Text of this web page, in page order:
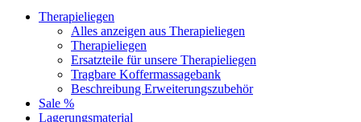
Therapieliegen
Alles anzeigen aus Therapieliegen
Therapieliegen
Ersatzteile für unsere Therapieliegen
Tragbare Koffermassagebank
Beschreibung Erweiterungszubehör
Sale %
Lagerungsmaterial